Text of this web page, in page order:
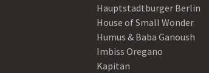
Hauptstadtburger Berlin
House of Small Wonder
Humus & Baba Ganoush
Imbiss Oregano
Kapitän